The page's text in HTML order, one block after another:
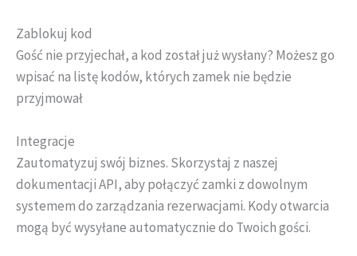
Zablokuj kod
Gość nie przyjechał, a kod został już wysłany? Możesz go
wpisać na listę kodów, których zamek nie będzie
przyjmował
Integracje
Zautomatyzuj swój biznes. Skorzystaj z naszej
dokumentacji API, aby połączyć zamki z dowolnym
systemem do zarządzania rezerwacjami. Kody otwarcia
mogą być wysyłane automatycznie do Twoich gości.